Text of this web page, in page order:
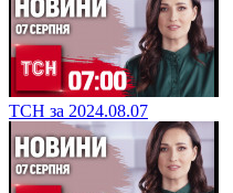
ТСН за 2024.08.07